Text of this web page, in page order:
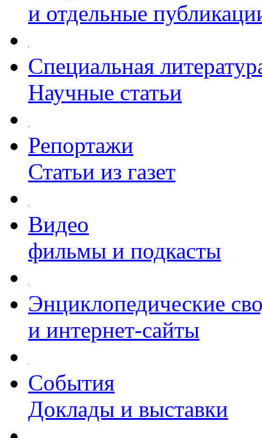
и отдельные
Специальная
Научные статьи
Репортажи
Статьи из газет
Видео
фильмы и подкасты
Энциклопедические
и интернет-сайты
События
Доклады и выставки